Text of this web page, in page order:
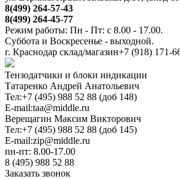
8(499) 264-57-43
8(499) 264-45-77
Режим работы: Пн - Пт: с 8.00 - 17.00.
Суббота и Воскресенье - выходной.
г. Краснодар склад/магазин+7 (918) 171-
Тензодатчики и блоки индикации
Татаренко Андрей Анатольевич
Тел:+7 (495) 988 52 88 (доб 148)
E-mail:taa@middle.ru
Верещагин Максим Викторович
Тел:+7 (495) 988 52 88 (доб 145)
E-mail:zip@middle.ru
пн-пт: 8.00-17.00
8 (495) 988 52 88
Заказать звонок